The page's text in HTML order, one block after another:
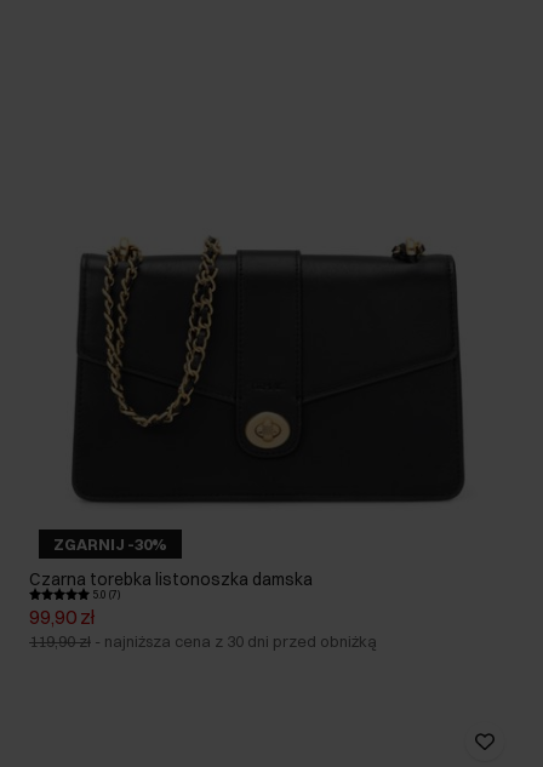
ZGARNIJ -30%
Czarna torebka listonoszka damska
5.0 (7)
99,90 zł
119,90 zł - najniższa cena z 30 dni przed obniżką